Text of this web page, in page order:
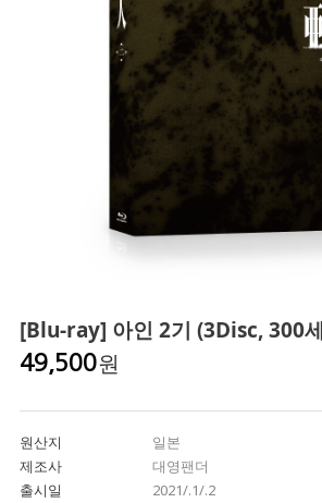
[Blu-ray] 아인 2기 (3Disc, 300
49,500원
원산지
일본
제조사
대영팬더
출시일
2021/.1/.2